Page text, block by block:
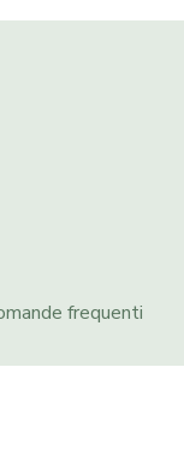
frequenti